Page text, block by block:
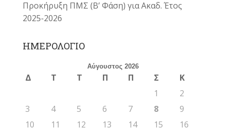
Προκήρυξη ΠΜΣ (Β’ Φάση) για Ακαδ. Έτος
2025-2026
ΗΜΕΡΟΛΟΓΙΟ
Αύγουστος 2026
Δ Τ Τ Π Π Σ
Κ
1
2
3
4 5 6 7 8
9
10
11 12 13 14 15
16